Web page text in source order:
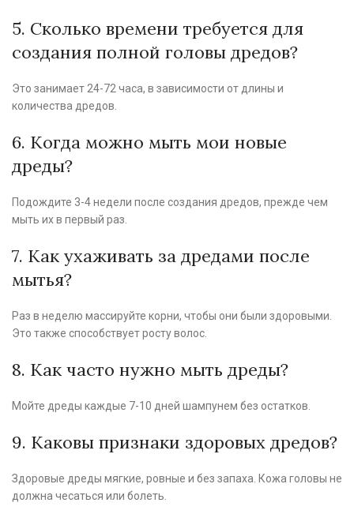
5. Сколько времени требуется для
создания полной головы дредов?
Это занимает 24-72 часа, в зависимости от длины и
количества дредов.
6. Когда можно мыть мои новые
дреды?
Подождите 3-4 недели после создания дредов, прежде чем
мыть их в первый раз.
7. Как ухаживать за дредами после
мытья?
Раз в неделю массируйте корни, чтобы они были здоровыми.
Это также способствует росту волос.
8. Как часто нужно мыть дреды?
Мойте дреды каждые 7-10 дней шампунем без остатков.
9. Каковы признаки здоровых дредов?
Здоровые дреды мягкие, ровные и без запаха. Кожа головы не
должна чесаться или болеть.